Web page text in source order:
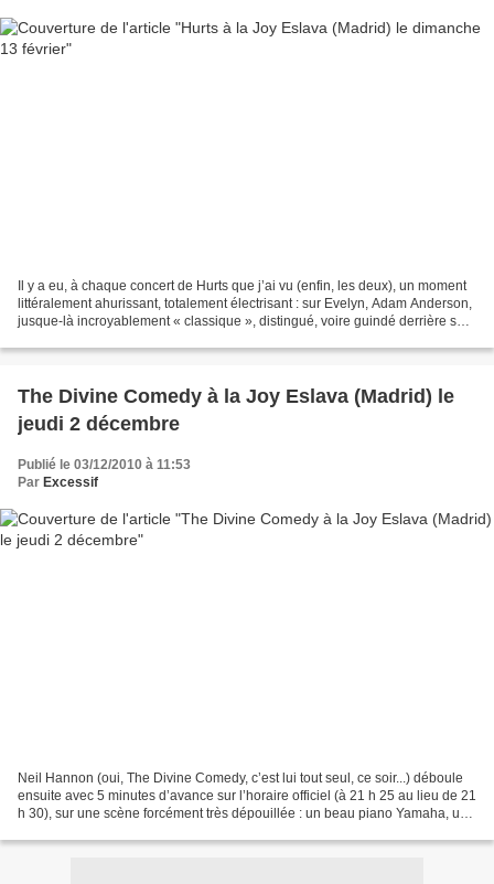
Il y a eu, à chaque concert de Hurts que j’ai vu (enfin, les deux), un moment
littéralement ahurissant, totalement électrisant : sur Evelyn, Adam Anderson,
jusque-là incroyablement « classique », distingué, voire guindé derrière son
The Divine Comedy à la Joy Eslava (Madrid) le
jeudi 2 décembre
Publié le 03/12/2010 à 11:53
Par Excessif
Neil Hannon (oui, The Divine Comedy, c’est lui tout seul, ce soir...) déboule
ensuite avec 5 minutes d’avance sur l’horaire officiel (à 21 h 25 au lieu de 21
h 30), sur une scène forcément très dépouillée : un beau piano Yamaha, un